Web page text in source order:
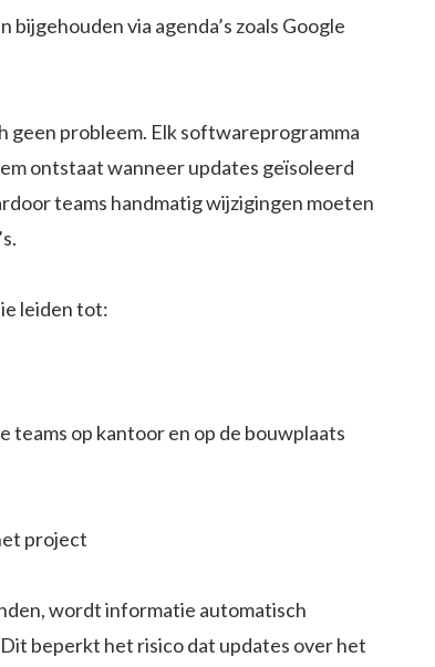
via agenda’s zoals Google
geen probleem. Elk softwareprogramma
ontstaat wanneer updates geïsoleerd
teams handmatig wijzigingen moeten
leiden tot:
teams op kantoor en op de bouwplaats
project
wordt informatie automatisch
beperkt het risico dat updates over het